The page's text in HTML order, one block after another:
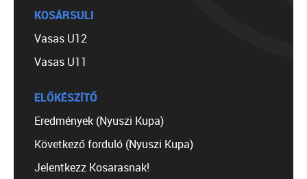
KOSÁRSULI
Vasas U12
Vasas U11
ELŐKÉSZÍTŐ
Eredmények (Nyuszi Kupa)
Következő forduló (Nyuszi Kupa)
Jelentkezz Kosarasnak!